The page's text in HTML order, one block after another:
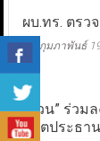
ผบ.ทร. ตรว
กุมภาพันธ์
“ชวน” ร่วม
อดีตประธา